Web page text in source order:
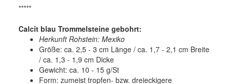
*****
Calcit blau Trommelsteine gebohrt:
Herkunft Rohstein: Mexiko
Größe: ca. 2,5 - 3 cm Länge / ca. 1,7 - 2,1 cm Breite
/ ca. 1,3 - 1,9 cm Dicke
Gewicht: ca. 10 - 15 g/St
Form: zumeist tropfen- bzw. dreieckigere